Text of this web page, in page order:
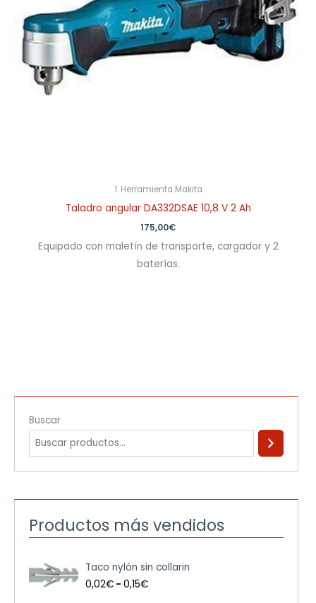
Buscar
Productos más vendidos
Taco nylón sin collarin
0,02€ - 0,15€
a
n
1. Herramienta Makita
Taladro angular DA332DSAE 10,8 V 2 Ah
175,00€
Equipado con maletín de transporte, cargador y 2
baterías.